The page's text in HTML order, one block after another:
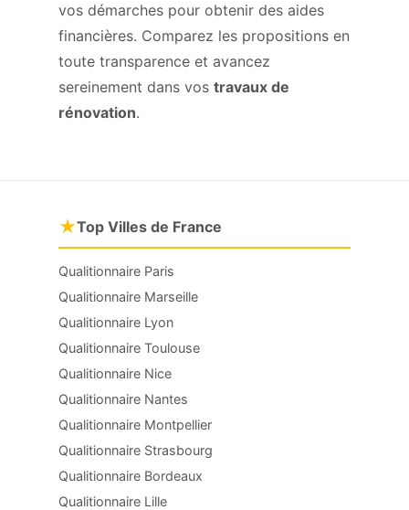
vos démarches pour obtenir des aides
financières. Comparez les propositions en
toute transparence et avancez
sereinement dans vos travaux de
rénovation.
★Top Villes de France
Qualitionnaire Paris
Qualitionnaire Marseille
Qualitionnaire Lyon
Qualitionnaire Toulouse
Qualitionnaire Nice
Qualitionnaire Nantes
Qualitionnaire Montpellier
Qualitionnaire Strasbourg
Qualitionnaire Bordeaux
Qualitionnaire Lille